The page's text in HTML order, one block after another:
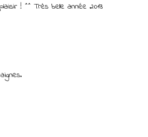
! ^^ Très belle année 2013